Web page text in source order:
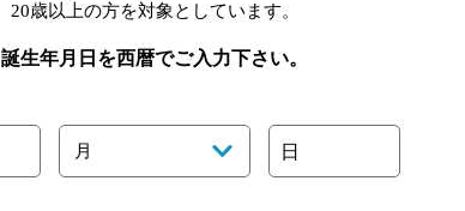
20歳以上の方を対象としています。
誕生年月日を西暦でご入力下さい。
月 日